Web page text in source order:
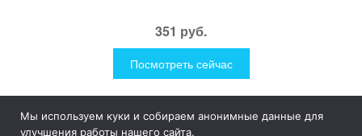
351 руб.
Посмотреть сейчас
1Like
Мы используем куки и собираем анонимные данные для
улучшения работы нашего сайта.